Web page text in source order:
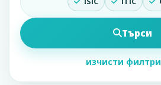
Търси
изчисти